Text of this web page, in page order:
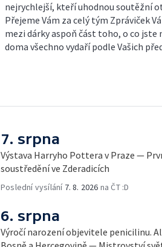
nejrychlejší, kteří uhodnou soutěžní
Přejeme Vám za celý tým Zpráviček
mezi dárky aspoň část toho, o co jste
doma všechno vydaří podle Vašich
7. srpna
Výstava Harryho Pottera v Praze —
soustředění ve Zderadicích
Poslední vysílání 7. 8. 2026 na ČT :D
6. srpna
Výročí narození objevitele penicilinu.